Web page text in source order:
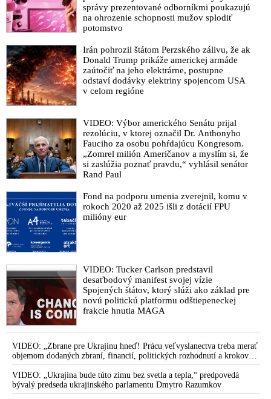
správy prezentované odborníkmi poukazujú
na ohrozenie schopnosti mužov splodiť
potomstvo
Irán pohrozil štátom Perzského zálivu, že ak
Donald Trump prikáže americkej armáde
zaútočiť na jeho elektrárne, postupne
odstaví dodávky elektriny spojencom USA
v celom regióne
VIDEO: Výbor amerického Senátu prijal
rezolúciu, v ktorej označil Dr. Anthonyho
Fauciho za osobu pohŕdajúcu Kongresom.
„Zomrel milión Američanov a myslím si, že
si zaslúžia poznať pravdu,“ vyhlásil senátor
Rand Paul
Fond na podporu umenia zverejnil, komu v
rokoch 2020 až 2025 išli z dotácií FPU
milióny eur
VIDEO: Tucker Carlson predstavil
desaťbodový manifest svojej vízie
Spojených štátov, ktorý slúži ako základ pre
novú politickú platformu odštiepeneckej
frakcie hnutia MAGA
VIDEO: „Zbrane pre Ukrajinu hneď! Prácu veľvyslanectva treba merať
objemom dodaných zbraní, financií, politických rozhodnutí a krokov
tlaku na nepriateľa,“ povedal Volodymyr Zelenskyj zhromaždeným
ukrajinským diplomatom v Kyjeve. Donald Trump mu potom odkázal,
že USA Ukrajine nedodajú protiraketové systémy Patriot
VIDEO: „Ukrajina bude túto zimu bez svetla a tepla,“ predpovedá
bývalý predseda ukrajinského parlamentu Dmytro Razumkov